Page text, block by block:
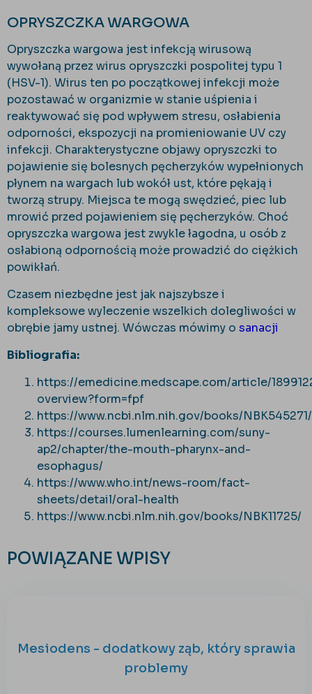
OPRYSZCZKA WARGOWA
Opryszczka wargowa jest infekcją wirusową
wywołaną przez wirus opryszczki pospolitej typu 1
(HSV-1). Wirus ten po początkowej infekcji może
pozostawać w organizmie w stanie uśpienia i
reaktywować się pod wpływem stresu, osłabienia
odporności, ekspozycji na promieniowanie UV czy
infekcji. Charakterystyczne objawy opryszczki to
pojawienie się bolesnych pęcherzyków wypełnionych
płynem na wargach lub wokół ust, które pękają i
tworzą strupy. Miejsca te mogą swędzieć, piec lub
mrowić przed pojawieniem się pęcherzyków. Choć
opryszczka wargowa jest zwykle łagodna, u osób z
osłabioną odpornością może prowadzić do ciężkich
powikłań.
Czasem niezbędne jest jak najszybsze i
kompleksowe wyleczenie wszelkich dolegliwości w
obrębie jamy ustnej. Wówczas mówimy o sanacji
Bibliografia:
https://emedicine.medscape.com/article/
overview?form=fpf
https://www.ncbi.nlm.nih.gov/books/NBK545271/
https://courses.lumenlearning.com/suny-
ap2/chapter/the-mouth-pharynx-and-
esophagus/
https://www.who.int/news-room/fact-
sheets/detail/oral-health
https://www.ncbi.nlm.nih.gov/books/NBK11725/
POWIĄZANE WPISY
Mesiodens - dodatkowy ząb, który sprawia
problemy